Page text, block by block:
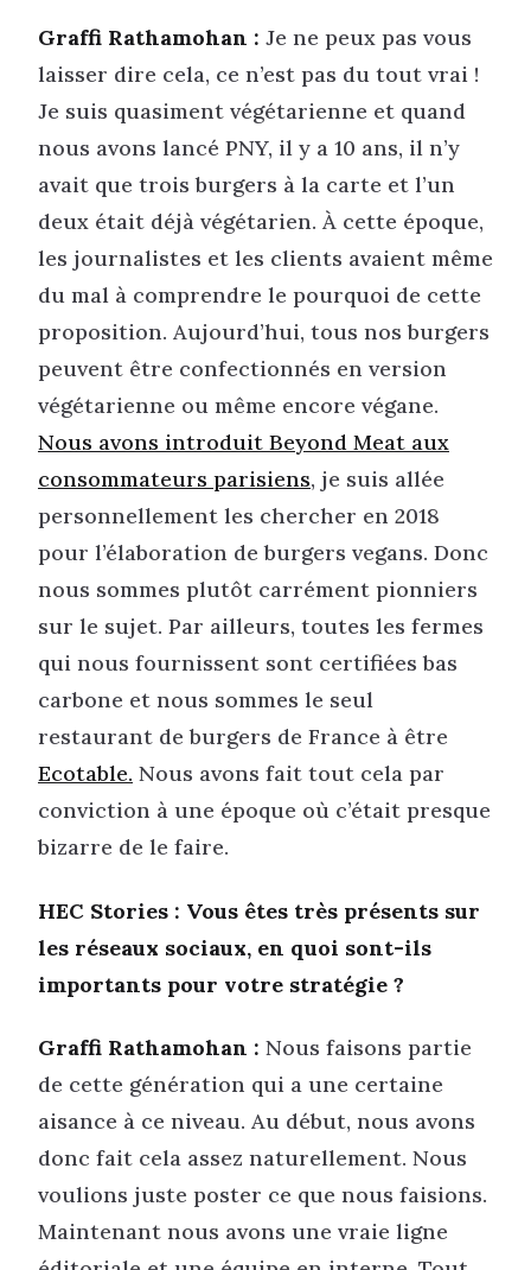
Graffi Rathamohan : Je ne peux pas vous
laisser dire cela, ce n’est pas du tout vrai !
Je suis quasiment végétarienne et quand
nous avons lancé PNY, il y a 10 ans, il n’y
avait que trois burgers à la carte et l’un
deux était déjà végétarien. À cette époque,
les journalistes et les clients avaient même
du mal à comprendre le pourquoi de cette
proposition. Aujourd’hui, tous nos burgers
peuvent être confectionnés en version
végétarienne ou même encore végane.
Nous avons introduit Beyond Meat aux
consommateurs parisiens, je suis allée
personnellement les chercher en 2018
pour l’élaboration de burgers vegans. Donc
nous sommes plutôt carrément pionniers
sur le sujet. Par ailleurs, toutes les fermes
qui nous fournissent sont certifiées bas
carbone et nous sommes le seul
restaurant de burgers de France à être
Ecotable. Nous avons fait tout cela par
conviction à une époque où c’était presque
bizarre de le faire.
HEC Stories : Vous êtes très présents sur
les réseaux sociaux, en quoi sont-ils
importants pour votre stratégie ?
Graffi Rathamohan : Nous faisons partie
de cette génération qui a une certaine
aisance à ce niveau. Au début, nous avons
donc fait cela assez naturellement. Nous
voulions juste poster ce que nous faisions.
Maintenant nous avons une vraie ligne